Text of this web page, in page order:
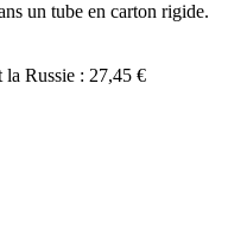
un tube en carton rigide.
Russie : 27,45 €